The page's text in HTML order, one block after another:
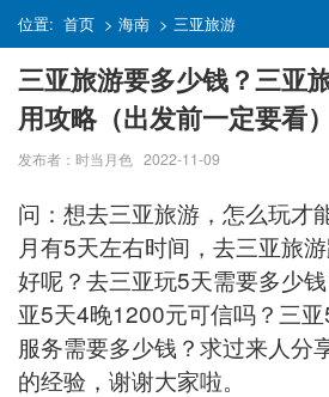
位置: 首页 > 海南 > 三亚旅游
三亚旅游要多少钱？三亚
用攻略（出发前一定要看）
发布者：时当月色 2022-11-09
问：想去三亚旅游，怎么玩才
月有5天左右时间，去三亚旅
好呢？去三亚玩5天需要多少
亚5天4晚1200元可信吗？三
服务需要多少钱？求过来人分
的经验，谢谢大家啦。